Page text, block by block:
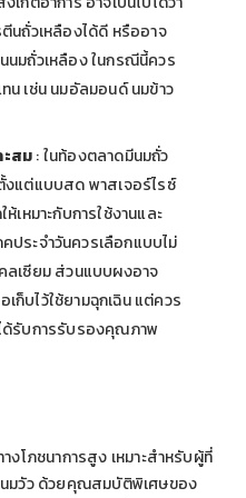
นถั่วเหลืองได้ดี หรืออาจ
นมถั่วเหลือง ในกรณีนี้ควร
น เช่น นมอัลมอนด์ นมข้าว
สม: ในท้องตลาดมีนมถั่ว
แต่แบบสด พาสเจอร์ไรซ์
เหมาะกับการใช้งานและ
ประจำวันควรเลือกแบบไม่
ลเซียม ส่วนแบบผงอาจ
ก็บไว้ใช้ยามฉุกเฉิน แต่ควร
ด้รับการรับรองคุณภาพ
โภชนาการสูง เหมาะสำหรับผู้ที่
มวัว ด้วยคุณสมบัติพิเศษของ